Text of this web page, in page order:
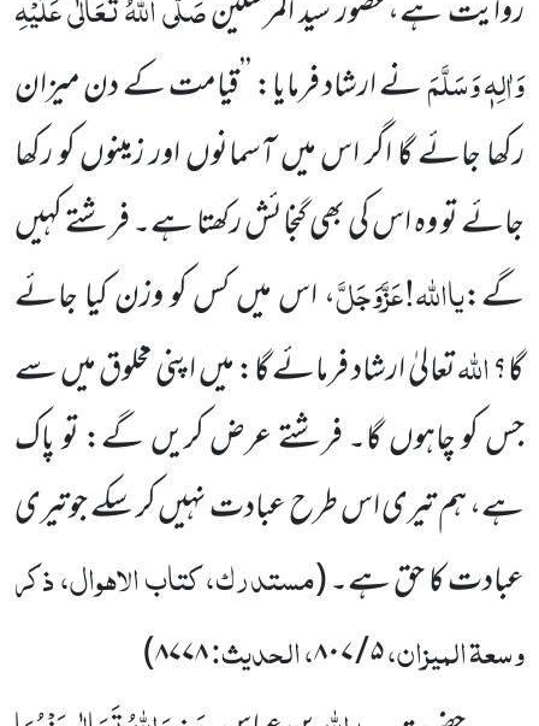
روایت ہے، حضور سید المرسلین
وَاٰلِہٖ وَسَلَّمَنے ارشاد فرمایا: ’’قیامت کے دن میزان
رکھا جائے گا اگر اس میں آسمانوں اور زمینوں کو رکھا
جائے تو وہ اس کی بھی گنجائش رکھتا ہے۔ فرشتے کہیں
گے:یااللہ!عَزَّوَجَلَّ، اس میں کس کو وزن کیا جائے
گا؟اللہتعالیٰ ارشاد فرمائے گا: میں اپنی مخلوق میں سے
جس کو چاہوں گا۔ فرشتے عرض کریں گے: تو پاک
ہے، ہم تیری اس طرح عبادت نہیں کر سکے جوتیری
عبادت کا حق ہے۔(مستدرک، کتاب الاہوال، ذکر
وسعۃ المیزان،۵ / ۸۰۷ ، الحدیث:۸۷۷۸)